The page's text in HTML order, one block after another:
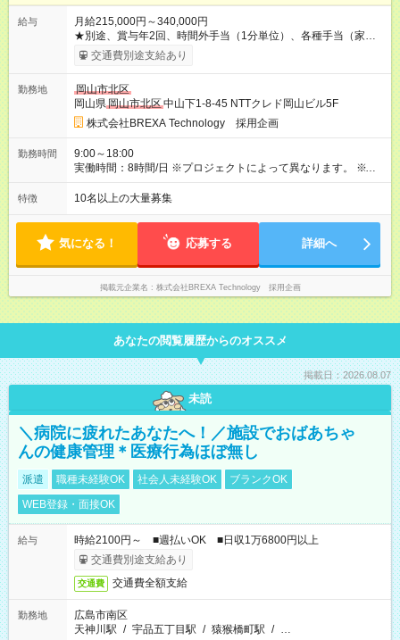
給与
月給215,000円～340,000円
★別途、賞与年2回、時間外手当（1分単位）、各種手当（家
族、赴任等）が支給されます。 ★スキル・経験年数・年齢等も
考慮し、話し合いの上で決定します。 【試用期間】試用期間あ
す。
交通費別途支給あり
勤務地
岡山市北区
岡山県岡山市北区中山下1-8-45 NTTクレド岡山ビル5F
株式会社BREXA Technology 採用企画
勤務時間
9:00～18:00
実働時間：8時間/日 ※プロジェクトによって異なります。 ※サ
ービス残業はございません。残業代1分単位で支給。
特徴 10名以上の大量募集
気になる！ 応募する 詳細へ
掲載元企業名 株式会社BREXA Technology 採用企画
あなたの閲覧履歴からのオススメ
掲載日：2026.08.07
未読
＼病院に疲れたあなたへ！／施設でおばあちゃ
んの健康管理＊医療行為ほぼ無し
派遣 職種未経験OK 社会人未経験OK
ブランクOK
WEB登録・面接OK
給与
時給2100円～ ■週払いOK ■日収1万6800円以上
交通費別途支給あり
交通費 交通費全額支給
勤務地
広島市南区
天神川駅 / 宇品五丁目駅 / 猿猴橋町駅 / …